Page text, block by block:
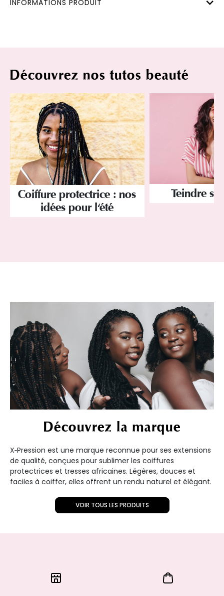
INFORMATIONS PRODUIT
Découvrez nos tutos beauté
Coiffure protectrice : nos
idées pour l'été
Teindre
Découvrez la marque
X‑Pression est une marque reconnue pour ses extensions
de qualité, conçues pour sublimer les coiffures
protectrices et tresses africaines. Légères, douces et
faciles à coiffer, elles offrent un rendu naturel et élégant.
VOIR TOUS LES PRODUITS